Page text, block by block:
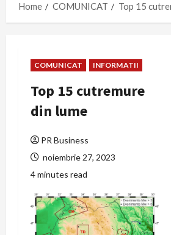
Home
COMUNICAT Top 15
COMUNICAT INFORMATII
Top 15 cutremure
din lume
PR Business
noiembrie 27, 2023
4 minutes read